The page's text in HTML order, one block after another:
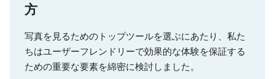
方
写真を見るためのトップツールを選ぶにあたり、私た
ちはユーザーフレンドリーで効果的な体験を保証する
ための重要な要素を綿密に検討しました。